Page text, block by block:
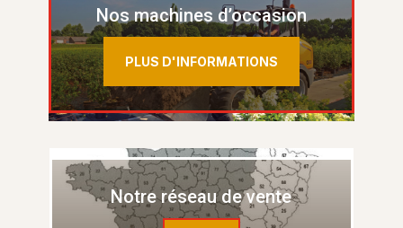
Nos machines d’occasion
PLUS D'INFORMATIONS
Notre réseau de vente